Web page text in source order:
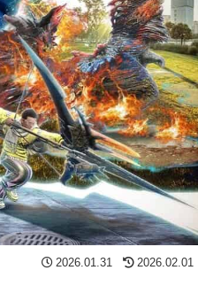
2026.01.31 2026.02.01